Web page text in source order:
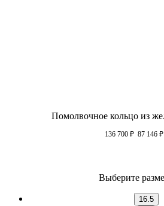
Помолвочное кольцо из
136 700 ₽ 87 146 ₽
Выберите
16.5